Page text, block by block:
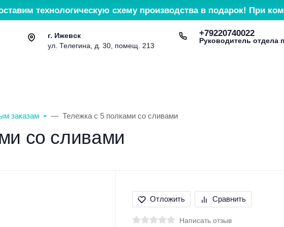
технологическую схему производства в подарок! При
г. Ижевск
ул. Телегина, д. 30, помещ. 213
+79220740022
Руководитель отдела
заказам Тележка с 5 полками со сливами
со сливами
Отложить Сравнить
Написать отзыв